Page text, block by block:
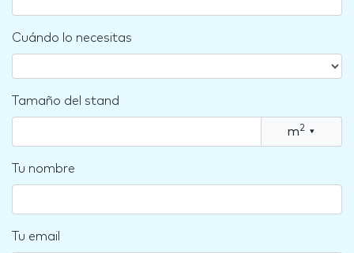
Cuándo lo necesitas
Tamaño del stand
m2 ▾
Tu nombre
Tu email